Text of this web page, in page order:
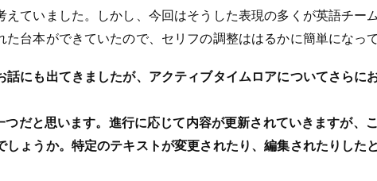
えていました。しかし、今回はそうした表現の多くが英語チー
台本ができていたので、セリフの調整ははるかに簡単になっ
にも出てきましたが、アクティブタイムロアについてさらに
だと思います。進行に応じて内容が更新されていきますが、
ょうか。特定のテキストが変更されたり、編集されたりした